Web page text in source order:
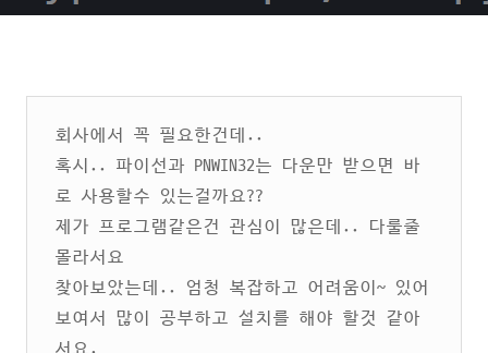
회사에서 꼭 필요한건데..
혹시.. 파이선과 PNWIN32는 다운만 받으면 바
로 사용할수 있는걸까요??
제가 프로그램같은건 관심이 많은데.. 다룰줄
몰라서요
찾아보았는데.. 엄청 복잡하고 어려움이~ 있어
보여서 많이 공부하고 설치를 해야 할것 같아
서요.